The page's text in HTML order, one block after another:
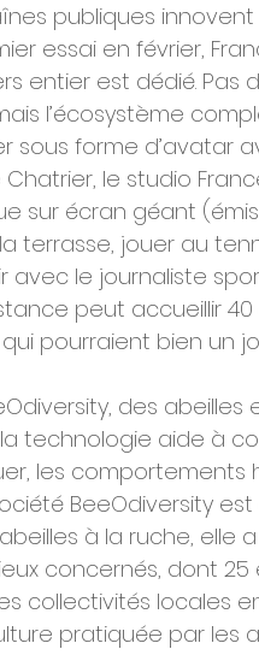
publiques
essai en février,
entier est dédié.
l’écosystème
sous forme d’avatar
Chatrier, le studio
sur écran géant
terrasse, jouer au
avec le journaliste
peut accueillir 40
qui pourraient bien un
des
technologie aide à
les comportements
BeeOdiversity
à la ruche, elle
concernés, dont
collectivités locales
pratiquée par les